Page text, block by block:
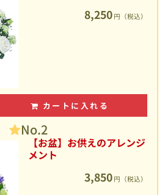
8,250 円（税込）
カートに入れる
No.2
【お盆】お供えのアレンジ
メント
3,850 円（税込）